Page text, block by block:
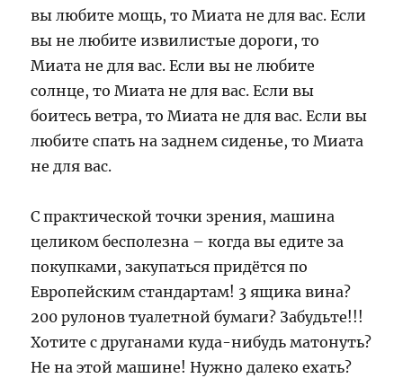
вы любите мощь, то Миата не для вас. Если
вы не любите извилистые дороги, то
Миата не для вас. Если вы не любите
солнце, то Миата не для вас. Если вы
боитесь ветра, то Миата не для вас. Если вы
любите спать на заднем сиденье, то Миата
не для вас.
С практической точки зрения, машина
целиком бесполезна – когда вы едите за
покупками, закупаться придётся по
Европейским стандартам! 3 ящика вина?
200 рулонов туалетной бумаги? Забудьте!!!
Хотите с друганами куда-нибудь матонуть?
Не на этой машине! Нужно далеко ехать?